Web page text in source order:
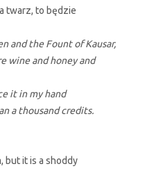
twarz, to będzie
and the Fount of Kausar,
wine and honey and
it in my hand
a thousand credits.
but it is a shoddy